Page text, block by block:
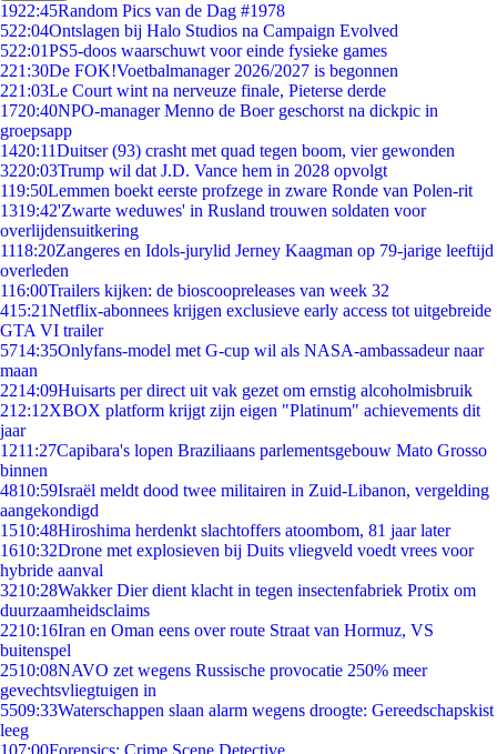
1922:45Random Pics van de Dag #1978
522:04Ontslagen bij Halo Studios na Campaign Evolved
522:01PS5-doos waarschuwt voor einde fysieke games
221:30De FOK!Voetbalmanager 2026/2027 is begonnen
221:03Le Court wint na nerveuze finale, Pieterse derde
1720:40NPO-manager Menno de Boer geschorst na dickpic in
groepsapp
1420:11Duitser (93) crasht met quad tegen boom, vier gewonden
3220:03Trump wil dat J.D. Vance hem in 2028 opvolgt
119:50Lemmen boekt eerste profzege in zware Ronde van Polen-rit
1319:42'Zwarte weduwes' in Rusland trouwen soldaten voor
overlijdensuitkering
1118:20Zangeres en Idols-jurylid Jerney Kaagman op 79-jarige leeftijd
overleden
116:00Trailers kijken: de bioscoopreleases van week 32
415:21Netflix-abonnees krijgen exclusieve early access tot uitgebreide
GTA VI trailer
5714:35Onlyfans-model met G-cup wil als NASA-ambassadeur naar
maan
2214:09Huisarts per direct uit vak gezet om ernstig alcoholmisbruik
212:12XBOX platform krijgt zijn eigen "Platinum" achievements dit
jaar
1211:27Capibara's lopen Braziliaans parlementsgebouw Mato Grosso
binnen
4810:59Israël meldt dood twee militairen in Zuid-Libanon, vergelding
aangekondigd
1510:48Hiroshima herdenkt slachtoffers atoombom, 81 jaar later
1610:32Drone met explosieven bij Duits vliegveld voedt vrees voor
hybride aanval
3210:28Wakker Dier dient klacht in tegen insectenfabriek Protix om
duurzaamheidsclaims
2210:16Iran en Oman eens over route Straat van Hormuz, VS
buitenspel
2510:08NAVO zet wegens Russische provocatie 250% meer
gevechtsvliegtuigen in
5509:33Waterschappen slaan alarm wegens droogte: Gereedschapskist
leeg
107:00Forensics: Crime Scene Detective